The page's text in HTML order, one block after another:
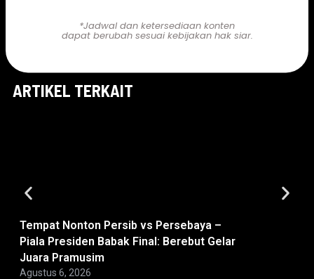
*Jadwal dan ketersediaan konten
dapat berubah sesuai kebijakan hak siar.
ARTIKEL TERKAIT
Tempat Nonton Persib vs Persebaya –
Piala Presiden Babak Final: Berebut Gelar
Juara Pramusim
Agustus 6, 2026